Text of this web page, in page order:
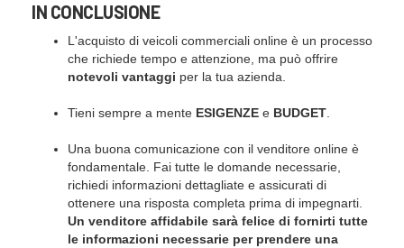
IN CONCLUSIONE
L'acquisto di veicoli commerciali online è un processo
che richiede tempo e attenzione, ma può offrire
notevoli vantaggi per la tua azienda.
Tieni sempre a mente ESIGENZE e BUDGET
Una buona comunicazione con il venditore online è
fondamentale. Fai tutte le domande necessarie,
richiedi informazioni dettagliate e assicurati di
ottenere una risposta completa prima di impegnarti.
Un venditore affidabile sarà felice di fornirti tutte
le informazioni necessarie per prendere una